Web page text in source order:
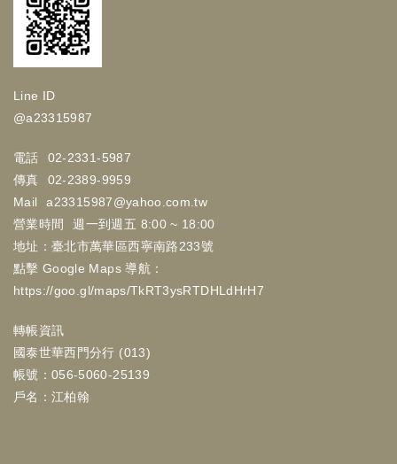
Line ID
@a23315987
電話
02-2331-5987
傳真
02-2389-9959
Mail
a23315987@yahoo.com.tw
營業時間
週一到週五 8:00 ~ 18:00
地址：臺北市萬華區西寧南路233號
點擊 Google Maps 導航：
https://goo.gl/maps/TkRT3ysRTDHLdHrH7
轉帳資訊
國泰世華西門分行 (013)
帳號：056-5060-25139
戶名：江柏翰